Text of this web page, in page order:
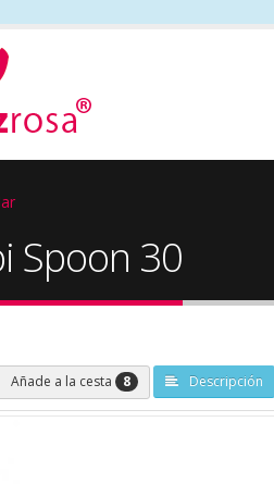
Spoon 30
Añade a la cesta 8 Descripción